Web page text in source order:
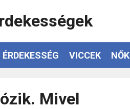
ÉRDEKESSÉG VICCEK NŐK
Mivel